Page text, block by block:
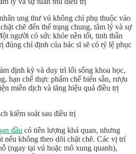
ung thư vú không chỉ phụ thuộc vào
chẽ đến thể trạng chung, tâm lý và sự
người có sức khỏe nền tốt, tinh thần
đúng chỉ định của bác sĩ sẽ có tỷ lệ phục
định kỳ và duy trì lối sống khoa học,
hạn chế thực phẩm chế biến sẵn, rượu
miễn dịch và tăng hiệu quả điều trị
kiểm soát sau điều trị
đầu có tiên lượng khả quan, nhưng
nếu không theo dõi chặt chẽ. Các vị trí
(ngay tại vú hoặc mô xung quanh),